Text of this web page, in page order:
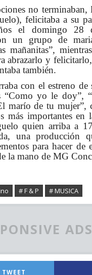
no
felicitaba a su
el domingo
un grupo de
mañanitas”,
abrazarlo y
también.
con el estreno de
“Como yo le doy”,
marío de tu mujer”,
más importantes en
quien arriba a
una producción
para hacer de
la mano de MG
# F & P # MUSICA
TWEET